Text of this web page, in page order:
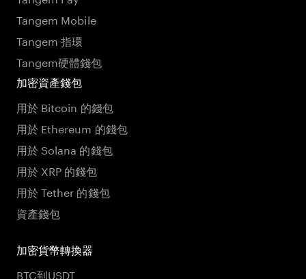
Tangem Mobile
Tangem 指環
Tangem硬體錢包
加密資產錢包
用於 Bitcoin 的錢包
用於 Ethereum 的錢包
用於 Solana 的錢包
用於 XRP 的錢包
用於 Tether 的錢包
資產錢包
加密貨幣轉換器
BTC到USDT